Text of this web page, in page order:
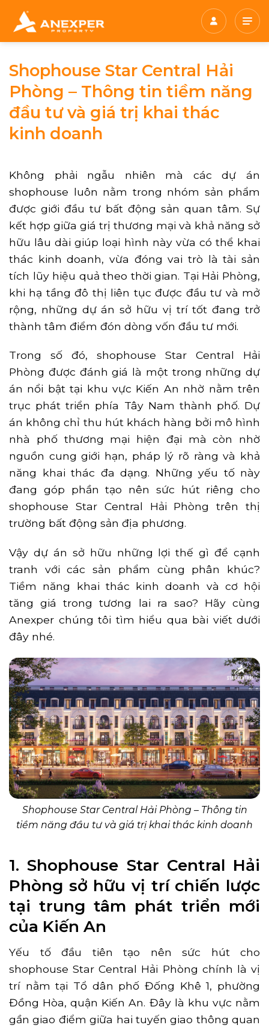
đến
Shophouse Star Central Hải
Phòng – Thông tin tiềm năng
đầu tư và giá trị khai thác
kinh doanh
Không phải ngẫu nhiên mà các dự án
shophouse luôn nằm trong nhóm sản phẩm
được giới đầu tư bất động sản quan tâm. Sự
kết hợp giữa giá trị thương mại và khả năng sở
hữu lâu dài giúp loại hình này vừa có thể khai
thác kinh doanh, vừa đóng vai trò là tài sản
tích lũy hiệu quả theo thời gian. Tại Hải Phòng,
khi hạ tầng đô thị liên tục được đầu tư và mở
rộng, những dự án sở hữu vị trí tốt đang trở
thành tâm điểm đón dòng vốn đầu tư mới.
Trong số đó, shophouse Star Central Hải
Phòng được đánh giá là một trong những dự
án nổi bật tại khu vực Kiến An nhờ nằm trên
trục phát triển phía Tây Nam thành phố. Dự
án không chỉ thu hút khách hàng bởi mô hình
nhà phố thương mại hiện đại mà còn nhờ
nguồn cung giới hạn, pháp lý rõ ràng và khả
năng khai thác đa dạng. Những yếu tố này
đang góp phần tạo nên sức hút riêng cho
shophouse Star Central Hải Phòng trên thị
trường bất động sản địa phương.
Vậy dự án sở hữu những lợi thế gì để cạnh
tranh với các sản phẩm cùng phân khúc?
Tiềm năng khai thác kinh doanh và cơ hội
tăng giá trong tương lai ra sao? Hãy cùng
Anexper chúng tôi tìm hiểu qua bài viết dưới
đây nhé.
Shophouse Star Central Hải Phòng – Thông tin
tiềm năng đầu tư và giá trị khai thác kinh doanh
1. Shophouse Star Central Hải
Phòng sở hữu vị trí chiến lược
tại trung tâm phát triển mới
của Kiến An
Yếu tố đầu tiên tạo nên sức hút cho
shophouse Star Central Hải Phòng chính là vị
trí nằm tại Tổ dân phố Đống Khê 1, phường
Đồng Hòa, quận Kiến An. Đây là khu vực nằm
gần giao điểm giữa hai tuyến giao thông quan